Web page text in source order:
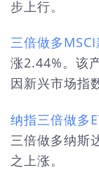
步上行。
三倍做多
涨2.44%。该
因新兴市场指
纳指三倍做多
三倍做多纳斯
之上涨。